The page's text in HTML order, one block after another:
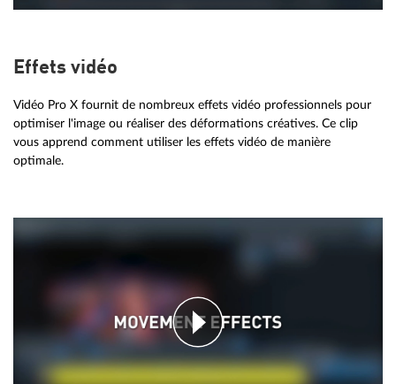
Effets vidéo
Vidéo Pro X fournit de nombreux effets vidéo professionnels pour
optimiser l'image ou réaliser des déformations créatives. Ce clip
vous apprend comment utiliser les effets vidéo de manière
optimale.